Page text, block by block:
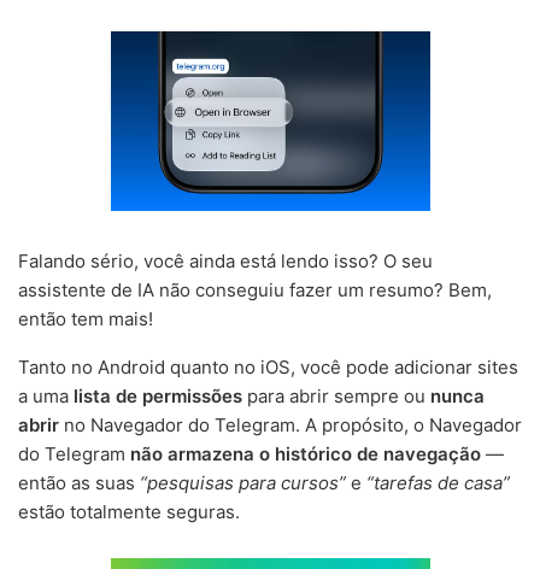
Falando sério, você ainda está lendo isso? O seu
assistente de IA não conseguiu fazer um resumo? Bem,
então tem mais!
Tanto no Android quanto no iOS, você pode adicionar sites
a uma lista de permissões para abrir sempre ou nunca
abrir no Navegador do Telegram. A propósito, o Navegador
do Telegram não armazena o histórico de navegação —
então as suas “pesquisas para cursos” e “tarefas de casa”
estão totalmente seguras.